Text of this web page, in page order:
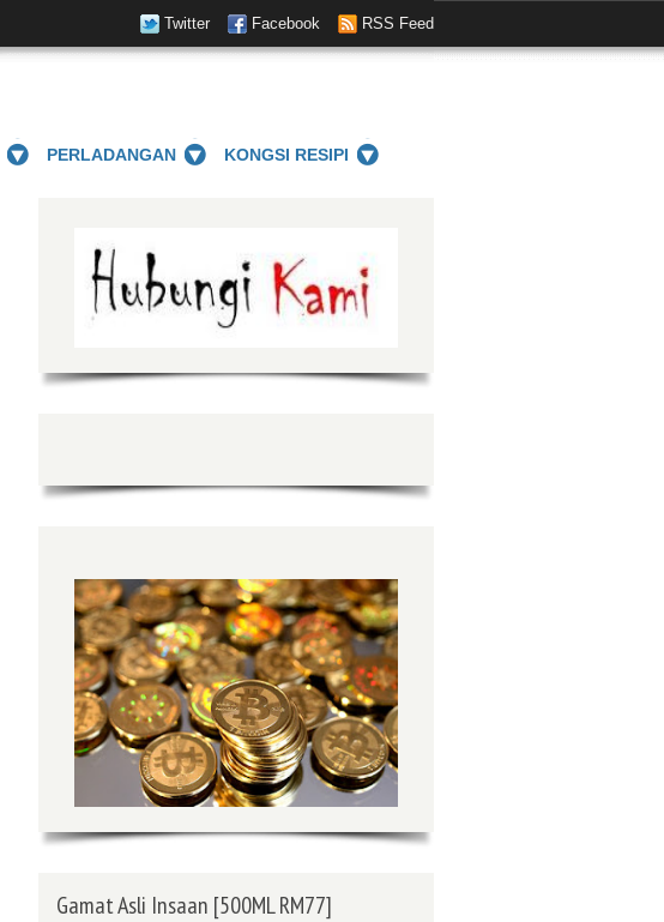
Twitter Facebook RSS Feed
PERLADANGAN KONGSI RESIPI
Gamat Asli Insaan [500ML RM77]